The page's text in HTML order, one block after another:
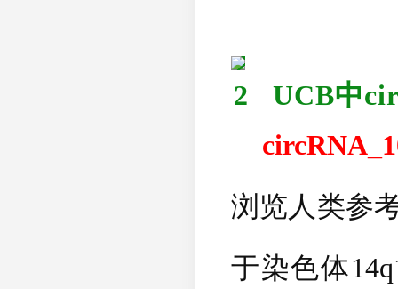
2 UCB中
浏览人类参
于染色体